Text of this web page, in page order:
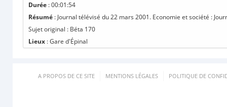
Durée : 00:01:54
Résumé : Journal télévisé du 22 mars 2001. Economie et société :
Sujet original : Béta 170
Lieux : Gare d'Épinal
A PROPOS DE CE SITE MENTIONS LÉGALES POLITIQUE DE